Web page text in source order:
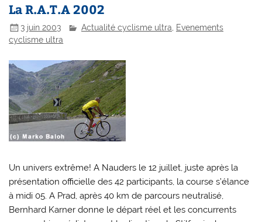
La R.A.T.A 2002
3 juin 2003 Actualité cyclisme ultra
Evenements
cyclisme ultra
Un univers extrême! A Nauders le 12 juillet, juste après la
présentation officielle des 42 participants, la course s’élance
à midi 05. A Prad, après 40 km de parcours neutralisé,
Bernhard Karner donne le départ réel et les concurrents